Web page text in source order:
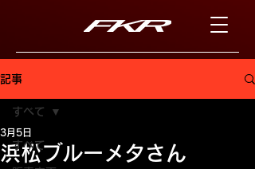
記事
すべて
すべて
浜松ブルーメタさん
3月5日